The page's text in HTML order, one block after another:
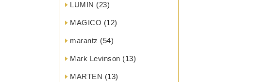
LUMIN (23)
MAGICO (12)
marantz (54)
Mark Levinson (13)
MARTEN (13)